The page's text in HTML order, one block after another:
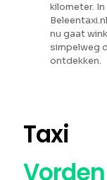
kilometer.
nu gaat
simpelweg
ontdekken.
Taxi
Vorden